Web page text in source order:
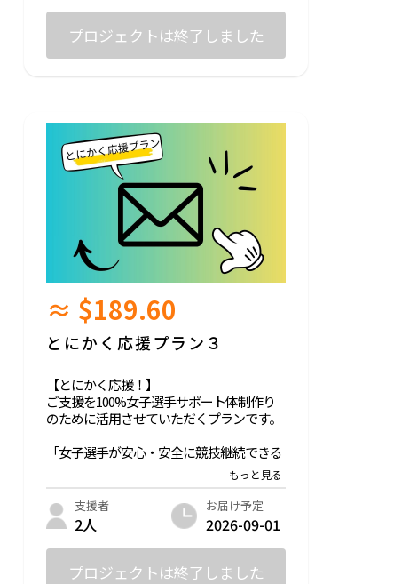
※ご支援時には別途システム利用料・決済
手数料が発生します。
プロジェクトは終了しました
≈ $189.60
とにかく応援プラン３
【とにかく応援！】
ご支援を100%女子選手サポート体制作り
のために活用させていただくプランです。
「女子選手が安心・安全に競技継続できる
サポート体制」の未来に共感していただい
た
ご支援者お一人お一人にお礼のメールをお
送りさせていただきます。
※ご支援時には別途システム利用料・決済
手数料が発生します。
支援者
2人
お届け予定
2026-09-01
プロジェクトは終了しました